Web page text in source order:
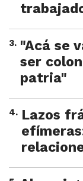
3. "Acá se
ser
patria"
4. Lazos